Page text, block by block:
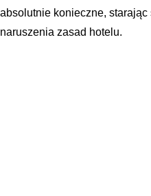
absolutnie konieczne,
naruszenia zasad hotelu.